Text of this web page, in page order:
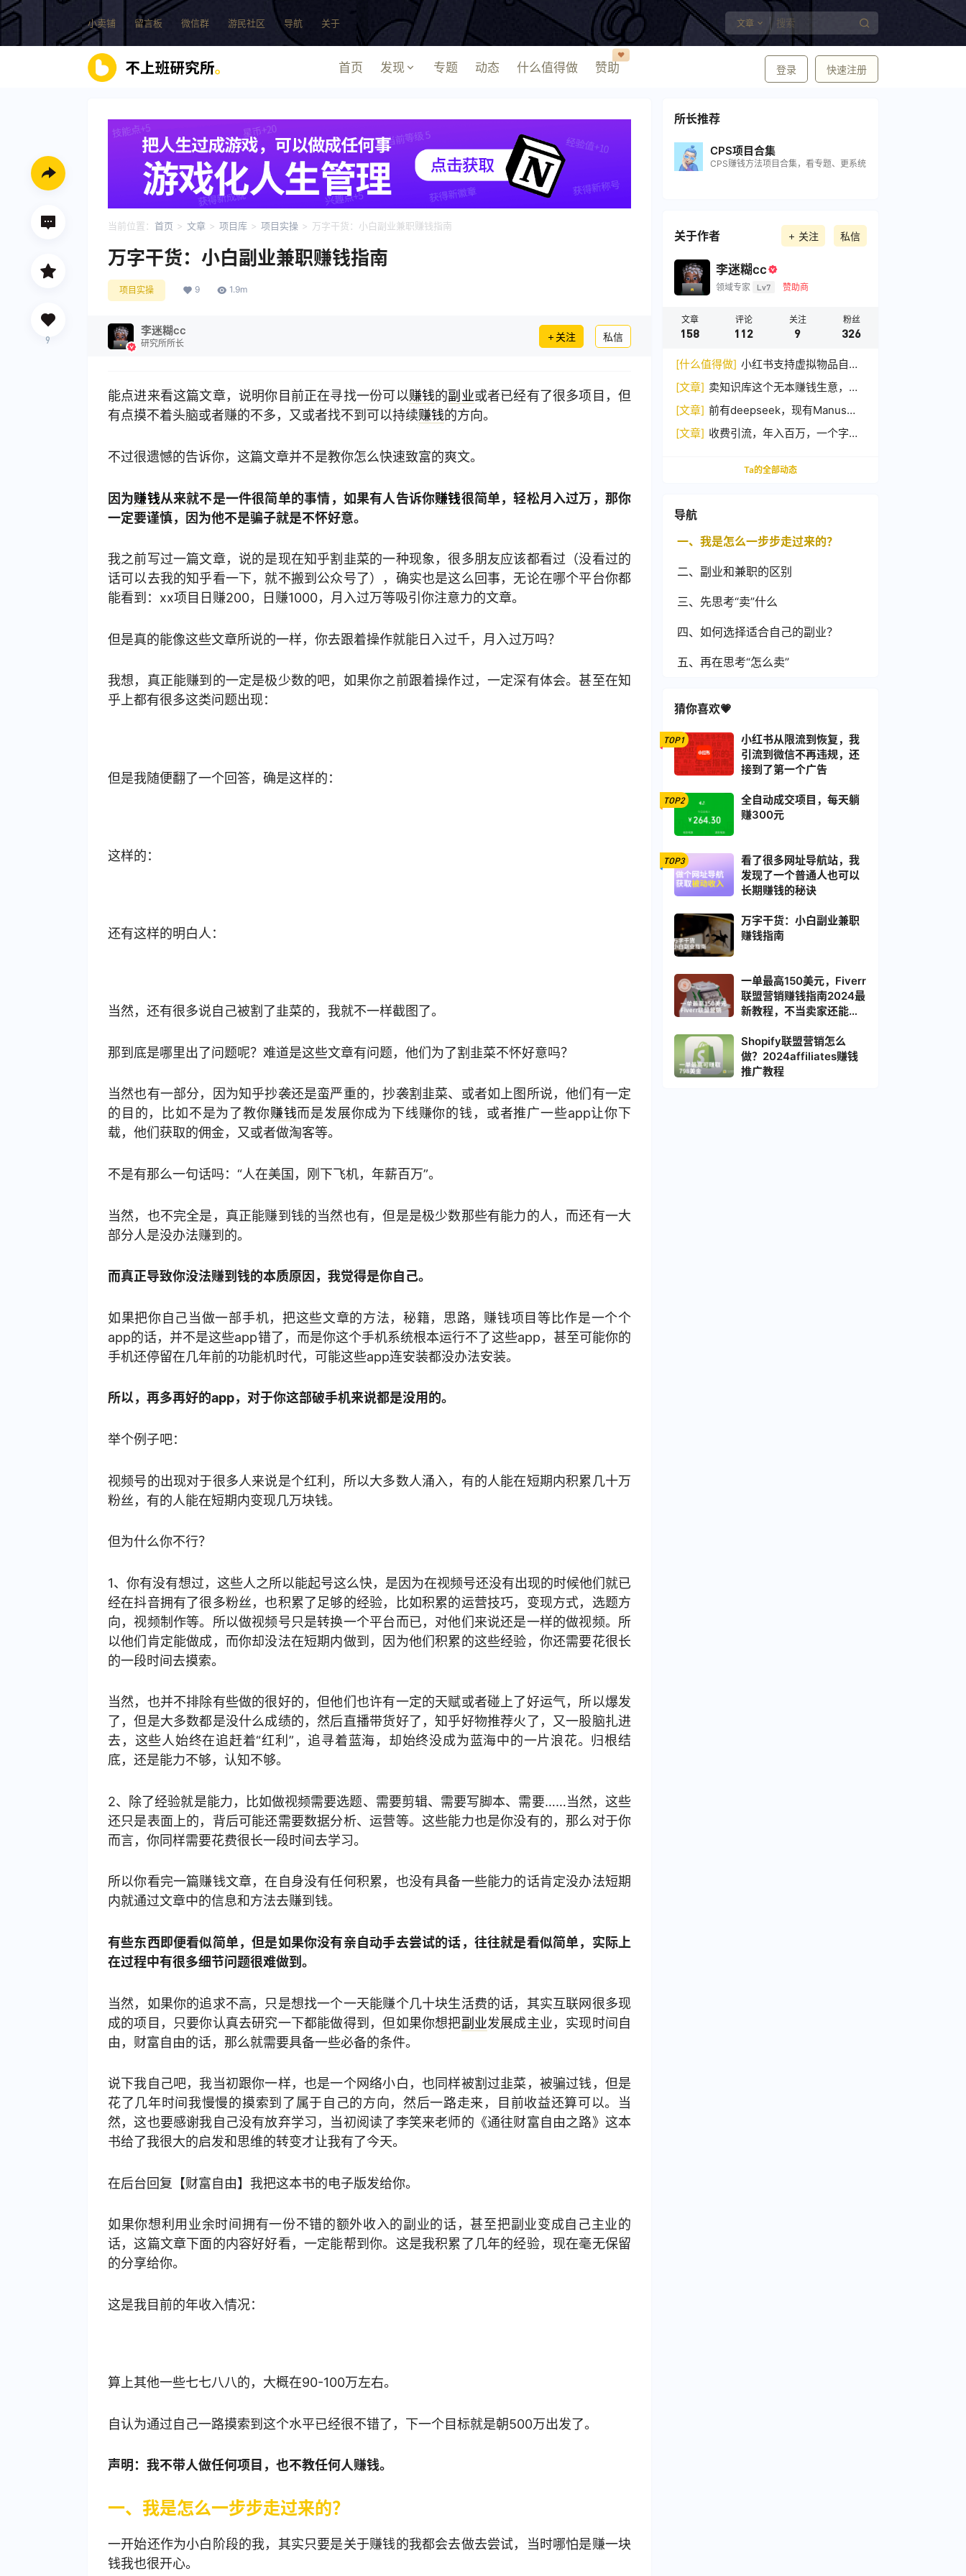
小卖铺 留言板 微信群 游民社区 导航 关于 文章
登录 快速注册
首页 发现 专题 动态 什么值得做 赞助
❤️
当前位置： 首页 > 文章 > 项目库 > 项目实操 > 万字干货：小白副业兼职赚钱指南
万字干货：小白副业兼职赚钱指南
项目实操 9 1.9m
李迷糊cc
研究所所长
关注 私信
能点进来看这篇文章，说明你目前正在寻找一份可以赚钱的副业或者已经有了很多项目，但
有点摸不着头脑或者赚的不多，又或者找不到可以持续赚钱的方向。
不过很遗憾的告诉你，这篇文章并不是教你怎么快速致富的爽文。
因为赚钱从来就不是一件很简单的事情，如果有人告诉你赚钱很简单，轻松月入过万，那你
一定要谨慎，因为他不是骗子就是不怀好意。
我之前写过一篇文章，说的是现在知乎割韭菜的一种现象，很多朋友应该都看过（没看过的
话可以去我的知乎看一下，就不搬到公众号了），确实也是这么回事，无论在哪个平台你都
能看到：xx项目日赚200，日赚1000，月入过万等吸引你注意力的文章。
但是真的能像这些文章所说的一样，你去跟着操作就能日入过千，月入过万吗？
我想，真正能赚到的一定是极少数的吧，如果你之前跟着操作过，一定深有体会。甚至在知
乎上都有很多这类问题出现：
但是我随便翻了一个回答，确是这样的：
这样的：
还有这样的明白人：
当然，还有很多说自己被割了韭菜的，我就不一样截图了。
那到底是哪里出了问题呢？难道是这些文章有问题，他们为了割韭菜不怀好意吗？
当然也有一部分，因为知乎抄袭还是蛮严重的，抄袭割韭菜、或者如上图所说，他们有一定
的目的，比如不是为了教你赚钱而是发展你成为下线赚你的钱，或者推广一些app让你下
载，他们获取的佣金，又或者做淘客等。
不是有那么一句话吗：“人在美国，刚下飞机，年薪百万”。
当然，也不完全是，真正能赚到钱的当然也有，但是是极少数那些有能力的人，而还有一大
部分人是没办法赚到的。
而真正导致你没法赚到钱的本质原因，我觉得是你自己。
如果把你自己当做一部手机，把这些文章的方法，秘籍，思路，赚钱项目等比作是一个个
app的话，并不是这些app错了，而是你这个手机系统根本运行不了这些app，甚至可能你的
手机还停留在几年前的功能机时代，可能这些app连安装都没办法安装。
所以，再多再好的app，对于你这部破手机来说都是没用的。
举个例子吧：
视频号的出现对于很多人来说是个红利，所以大多数人涌入，有的人能在短期内积累几十万
粉丝，有的人能在短期内变现几万块钱。
但为什么你不行？
1、你有没有想过，这些人之所以能起号这么快，是因为在视频号还没有出现的时候他们就已
经在抖音拥有了很多粉丝，也积累了足够的经验，比如积累的运营技巧，变现方式，选题方
向，视频制作等。所以做视频号只是转换一个平台而已，对他们来说还是一样的做视频。所
以他们肯定能做成，而你却没法在短期内做到，因为他们积累的这些经验，你还需要花很长
的一段时间去摸索。
当然，也并不排除有些做的很好的，但他们也许有一定的天赋或者碰上了好运气，所以爆发
了，但是大多数都是没什么成绩的，然后直播带货好了，知乎好物推荐火了，又一股脑扎进
去，这些人始终在追赶着“红利”，追寻着蓝海，却始终没成为蓝海中的一片浪花。归根结
底，还是能力不够，认知不够。
2、除了经验就是能力，比如做视频需要选题、需要剪辑、需要写脚本、需要……当然，这些
还只是表面上的，背后可能还需要数据分析、运营等。这些能力也是你没有的，那么对于你
而言，你同样需要花费很长一段时间去学习。
所以你看完一篇赚钱文章，在自身没有任何积累，也没有具备一些能力的话肯定没办法短期
内就通过文章中的信息和方法去赚到钱。
有些东西即便看似简单，但是如果你没有亲自动手去尝试的话，往往就是看似简单，实际上
在过程中有很多细节问题很难做到。
当然，如果你的追求不高，只是想找一个一天能赚个几十块生活费的话，其实互联网很多现
成的项目，只要你认真去研究一下都能做得到，但如果你想把副业发展成主业，实现时间自
由，财富自由的话，那么就需要具备一些必备的条件。
说下我自己吧，我当初跟你一样，也是一个网络小白，也同样被割过韭菜，被骗过钱，但是
花了几年时间我慢慢的摸索到了属于自己的方向，然后一路走来，目前收益还算可以。当
然，这也要感谢我自己没有放弃学习，当初阅读了李笑来老师的《通往财富自由之路》这本
书给了我很大的启发和思维的转变才让我有了今天。
在后台回复【财富自由】我把这本书的电子版发给你。
如果你想利用业余时间拥有一份不错的额外收入的副业的话，甚至把副业变成自己主业的
话，这篇文章下面的内容好好看，一定能帮到你。这是我积累了几年的经验，现在毫无保留
的分享给你。
这是我目前的年收入情况：
算上其他一些七七八八的，大概在90-100万左右。
自认为通过自己一路摸索到这个水平已经很不错了，下一个目标就是朝500万出发了。
声明：我不带人做任何项目，也不教任何人赚钱。
一、我是怎么一步步走过来的？
一开始还作为小白阶段的我，其实只要是关于赚钱的我都会去做去尝试，当时哪怕是赚一块
钱我也很开心。
9
所长推荐
CPS项目合集
CPS赚钱方法项目合集，看专题、更系统
关于作者 关注 私信
李迷糊cc
领域专家 Lv7 赞助商
文章
158
评论
112
关注
9
粉丝
326
[什么值得做] 小红书支持虚拟物品自动
发货
[文章] 卖知识库这个无本赚钱生意，在
2025年会越来越火，你准备好抓住这波
红利了吗？附赠模板
[文章] 前有deepseek，现有Manus，
如何借助热点大捞一笔？
[文章] 收费引流，年入百万，一个字
Ta的全部动态
导航
一、我是怎么一步步走过来的？
二、副业和兼职的区别
三、先思考“卖”什么
四、如何选择适合自己的副业？
五、再在思考“怎么卖”
猜你喜欢💗
TOP1
小红书从限流到恢复，我
引流到微信不再违规，还
接到了第一个广告
TOP2
全自动成交项目，每天躺
赚300元
TOP3
看了很多网址导航站，我
发现了一个普通人也可以
长期赚钱的秘诀
万字干货：小白副业兼职
赚钱指南
一单最高150美元，Fiverr
联盟营销赚钱指南2024最
新教程，不当卖家还能获
Shopify联盟营销怎么
做？2024affiliates赚钱
推广教程